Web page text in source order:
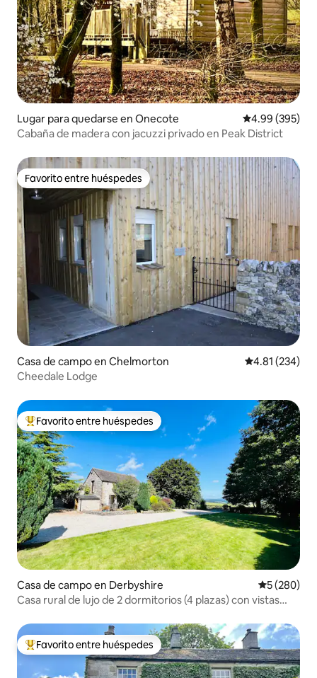
Lugar para quedarse en Onecote Calificación
4.99 (395)
Cabaña de madera con jacuzzi privado en Peak District
Favorito entre huéspedes
Favorito entre huéspedes
Casa de campo en Chelmorton Calificación
4.81 (234)
Cheedale Lodge
Favorito entre huéspedes preferido
Favorito entre huéspedes
Casa de campo en Derbyshire Calificación
5 (280)
Casa rural de lujo de 2 dormitorios (4 plazas) con vistas
Favorito entre huéspedes preferido
Favorito entre huéspedes